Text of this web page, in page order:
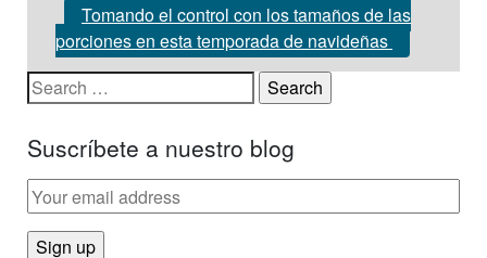
Tomando el control con los tamaños de las
porciones en esta temporada de navideñas
Search for:
Suscríbete a nuestro blog